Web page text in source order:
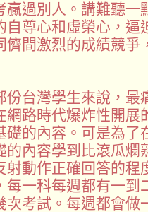
贏過別人。講難聽一
自尊心和虛榮心，逼
儕間激烈的成績競爭
份台灣學生來說，最
網路時代爆炸性開展
礎的內容。可是為了
的內容學到比滾瓜爛
射動作正確回答的程
每一科每週都有一到
次考試。每週都會做